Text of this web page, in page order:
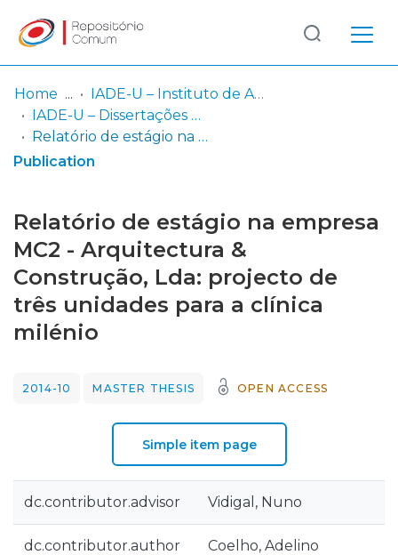
Communities
& Collections
Statistics
Log
In
(current)
Home
IADE-U – Instituto de Arte, Design e Empresa - Universitário
IADE-U – Dissertações de Mestrado
Relatório de estágio na empresa MC2 - Arquitectura & Construção, Lda: projecto de três unidades para a clínica milénio
Publication
Relatório de estágio na empresa
MC2 - Arquitectura &
Construção, Lda: projecto de
três unidades para a clínica
milénio
2014-10 MASTER THESIS OPEN ACCESS
Simple item page
dc.contributor.advisor Vidigal, Nuno
dc.contributor.author Coelho, Adelino